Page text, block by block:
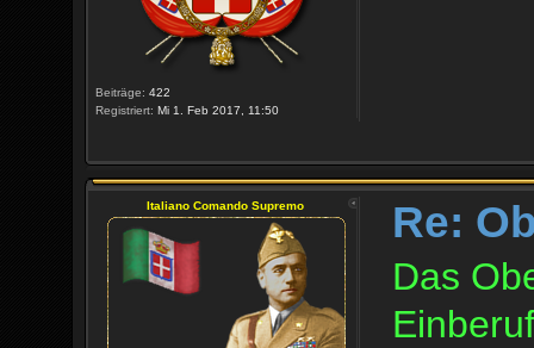
Beiträge: 422
Registriert: Mi 1. Feb 2017, 11:50
Italiano Comando Supremo Re:
Das